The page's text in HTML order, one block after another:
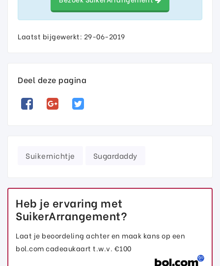
Laatst bijgewerkt: 29-06-2019
Deel deze pagina
Suikernichtje Sugardaddy
Heb je ervaring met
SuikerArrangement?
Laat je beoordeling achter en maak kans op een
bol.com cadeaukaart t.w.v. €100